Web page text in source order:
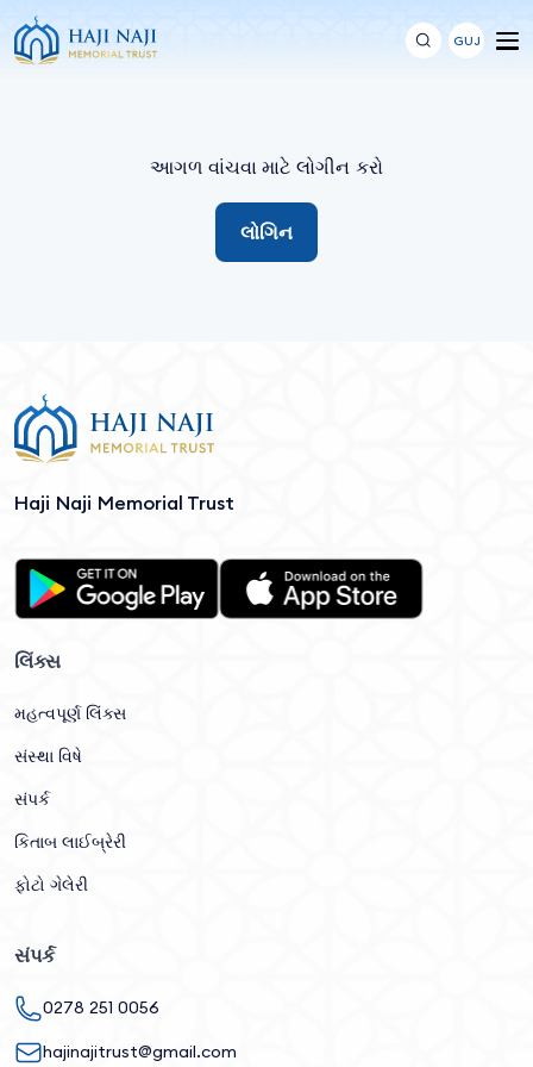
GUJ
આગળ વાંચવા માટે લોગીન કરો
લોગિન
Haji Naji Memorial Trust
લિંક્સ
મહત્વપૂર્ણ લિંક્સ
સંસ્થા વિષે
સંપર્ક
કિતાબ લાઈબ્રેરી
ફોટો ગેલેરી
સંપર્ક
0278 251 0056
hajinajitrust@gmail.com